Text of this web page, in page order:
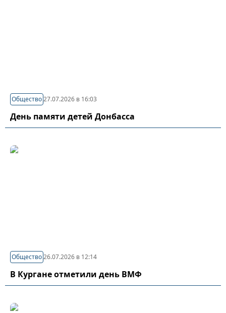
Общество27.07.2026 в 16:03
День памяти детей Донбасса
Общество26.07.2026 в 12:14
В Кургане отметили день ВМФ